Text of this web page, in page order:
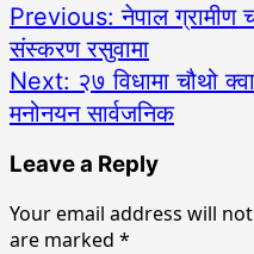
Previous:नेपाल ग्रामीण
संस्करण रसुवामा
Next: २७ विधामा चौथो
मनोनयन सार्वजनिक
Leave a Reply
Your email address will
are marked *